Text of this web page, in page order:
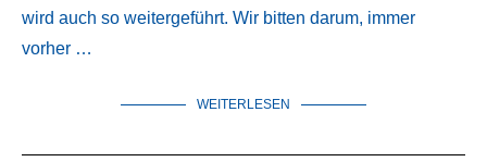
wird auch so weitergeführt. Wir bitten darum, immer
vorher …
WEITERLESEN